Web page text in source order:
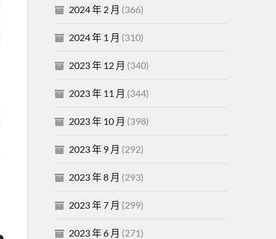
2024 年 2 月 (366)
2024 年 1 月 (310)
2023 年 12 月 (340)
2023 年 11 月 (344)
2023 年 10 月 (398)
2023 年 9 月 (292)
2023 年 8 月 (293)
2023 年 7 月 (299)
2023 年 6 月 (271)